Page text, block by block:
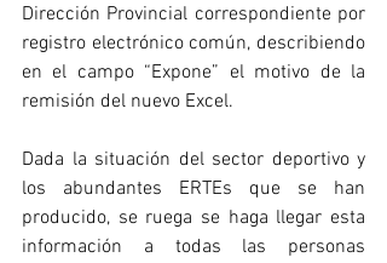
Dirección Provincial correspondiente por
registro electrónico común, describiendo
en el campo “Expone” el motivo de la
remisión del nuevo Excel.
Dada la situación del sector deportivo y
los abundantes ERTEs que se han
producido, se ruega se haga llegar esta
información a todas las personas